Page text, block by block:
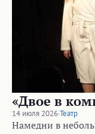
«Двое в
14 июля 2026·Театр
Намедни в